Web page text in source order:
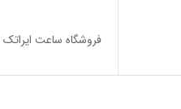
فروشگاه ساعت ایراتک